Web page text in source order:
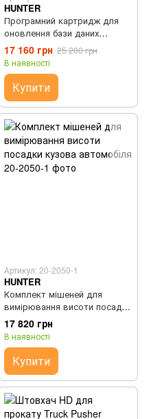
HUNTER
Програмний картридж для
оновлення бази даних
специфікацій
автомобілів HUNTER ALC-
280-1
17 160 грн 25 200 грн
В наявності
Купити
Артикул: 20-2050-1
HUNTER
Комплект мішеней для
вимірювання висоти посадки
кузова автомобіля
17 820 грн
В наявності
Купити